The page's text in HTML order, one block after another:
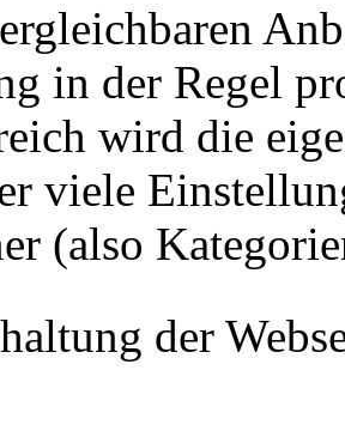
in der Regel
wird die
viele
(also
der